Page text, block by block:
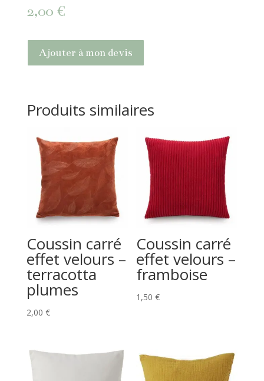
2,00 €
Ajouter à mon devis
Produits similaires
Coussin carré
effet velours –
terracotta
plumes
2,00 €
Coussin carré
effet velours –
framboise
1,50€